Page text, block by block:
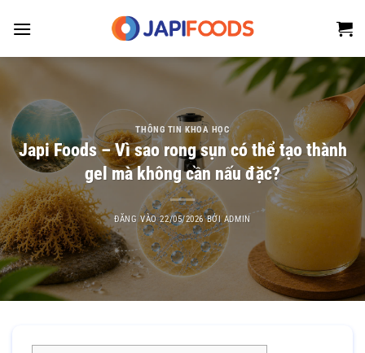
qua
dung
THÔNG TIN KHOA HỌC
Japi Foods – Vì sao rong sụn có thể tạo thành
gel mà không cần nấu đặc?
ĐĂNG VÀO22/05/2026 BỞIADMIN